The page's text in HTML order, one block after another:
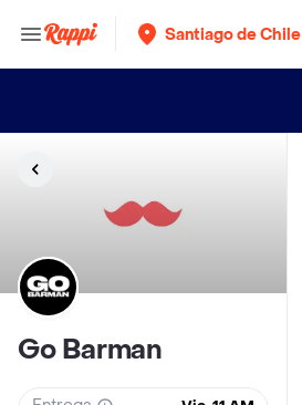
Santiago de Chile
Go Barman